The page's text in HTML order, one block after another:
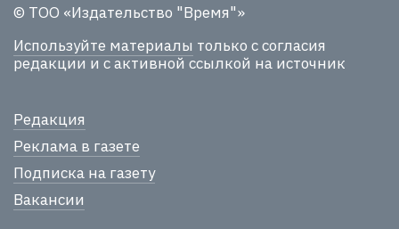
© ТОО «Издательство "Время"»
Используйте материалы только с согласия
редакции и с активной ссылкой на источник
Редакция
Реклама в газете
Подписка на газету
Вакансии